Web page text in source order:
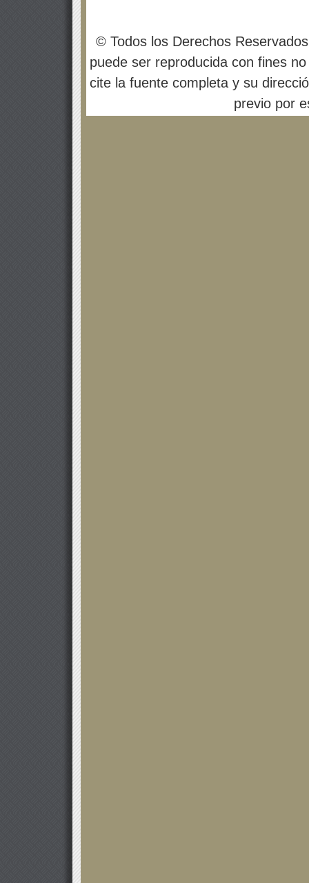
© Todos los Derechos
puede ser reproducida con fines
cite la fuente completa y su
previo por